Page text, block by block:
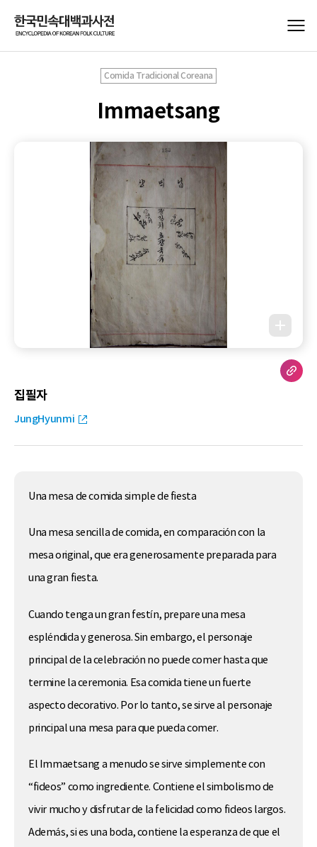
Comida Tradicional Coreana
Immaetsang
집필자
JungHyunmi
Una mesa de comida simple de fiesta
Una mesa sencilla de comida, en comparación con la
mesa original, que era generosamente preparada para
una gran fiesta.
Cuando tenga un gran festín, prepare una mesa
espléndida y generosa. Sin embargo, el personaje
principal de la celebración no puede comer hasta que
termine la ceremonia. Esa comida tiene un fuerte
aspecto decorativo. Por lo tanto, se sirve al personaje
principal una mesa para que pueda comer.
El Immaetsang a menudo se sirve simplemente con
“fideos” como ingrediente. Contiene el simbolismo de
vivir mucho y disfrutar de la felicidad como fideos largos.
Además, si es una boda, contiene la esperanza de que el